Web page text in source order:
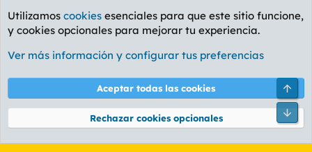
Foro General
Cookies
PL OLDSTYLE AMARILLO
Términos y reglas Política de privacidad Ayuda
Community platform by XenForo® © 2010-2026 XenForo Ltd.
Utilizamos cookies esenciales para que este sitio funcione,
y cookies opcionales para mejorar tu experiencia.
Ver más información y configurar tus preferencias
Aceptar todas las cookies
Rechazar cookies opcionales
Pie